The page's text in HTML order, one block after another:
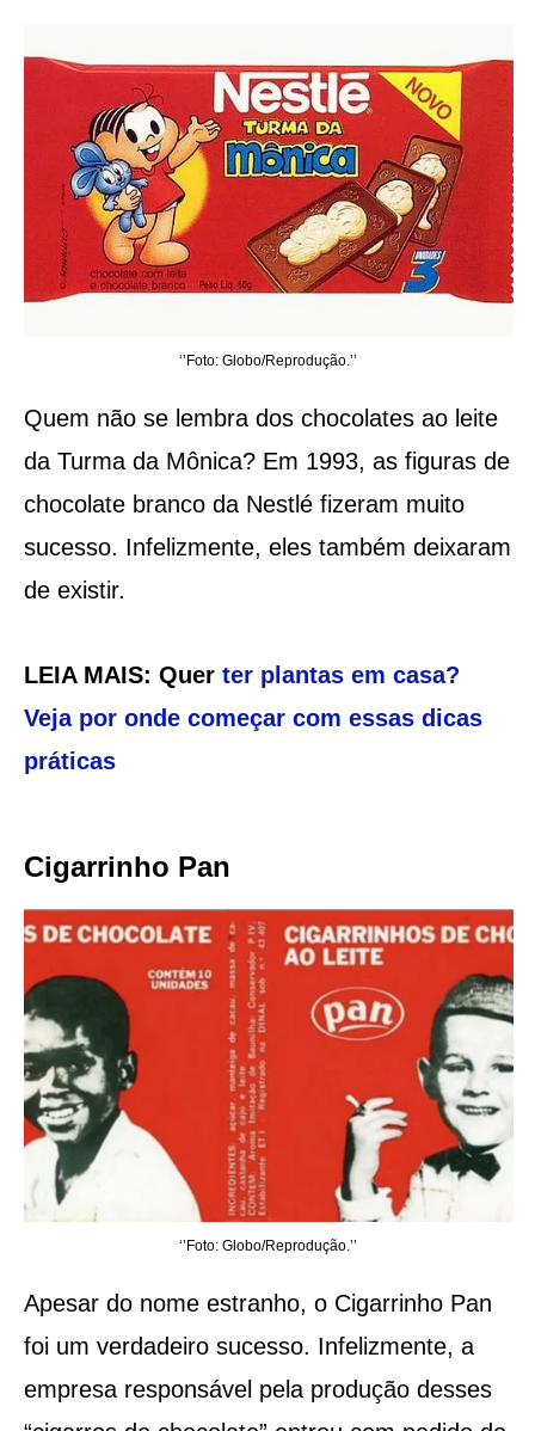
‘’Foto: Globo/Reprodução.’’
Quem não se lembra dos chocolates ao leite
da Turma da Mônica? Em 1993, as figuras de
chocolate branco da Nestlé fizeram muito
sucesso. Infelizmente, eles também deixaram
de existir.
LEIA MAIS: Querter plantas em casa?
Veja por onde começar com essas dicas
práticas
Cigarrinho Pan
‘’Foto: Globo/Reprodução.’’
Apesar do nome estranho, o Cigarrinho Pan
foi um verdadeiro sucesso. Infelizmente, a
empresa responsável pela produção desses